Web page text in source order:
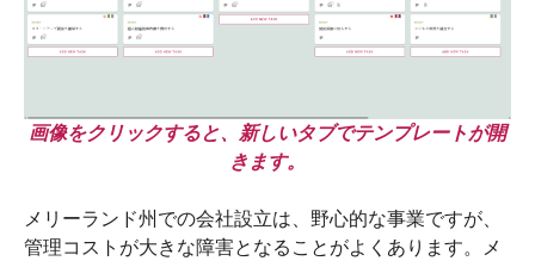
画像をクリックすると、新しいタブでテンプレートが開
きます。
メリーランド州での会社設立は、野心的な事業ですが、
管理コストが大きな障害となることがよくあります。メ